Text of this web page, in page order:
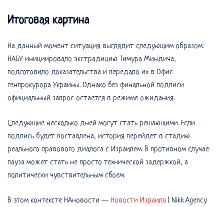
Итоговая картина
На данный момент ситуация выглядит следующим образом:
НАБУ инициировало экстрадицию Тимура Миндича,
подготовило доказательства и передало их в Офис
генпрокурора Украины. Однако без финальной подписи
официальный запрос остается в режиме ожидания.
Следующие несколько дней могут стать решающими. Если
подпись будет поставлена, история перейдет в стадию
реального правового диалога с Израилем. В противном случае
пауза может стать не просто технической задержкой, а
политически чувствительным сбоем.
В этом контексте НАновости — Новости Израиля | Nikk.Agency